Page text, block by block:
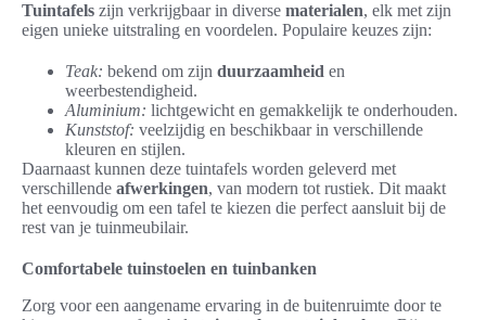
Tuintafels zijn verkrijgbaar in diverse materialen, elk met zijn
eigen unieke uitstraling en voordelen. Populaire keuzes zijn:
Teak: bekend om zijn duurzaamheid en
weerbestendigheid.
Aluminium: lichtgewicht en gemakkelijk te onderhouden.
Kunststof: veelzijdig en beschikbaar in verschillende
kleuren en stijlen.
Daarnaast kunnen deze tuintafels worden geleverd met
verschillende afwerkingen, van modern tot rustiek. Dit maakt
het eenvoudig om een tafel te kiezen die perfect aansluit bij de
rest van je tuinmeubilair.
Comfortabele tuinstoelen en tuinbanken
Zorg voor een aangename ervaring in de buitenruimte door te